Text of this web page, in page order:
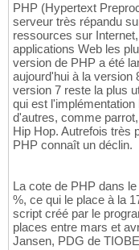
PHP (Hypertext
serveur très répandu
ressources sur
applications Web les
version de PHP a été
aujourd'hui à la version
version 7 reste la plus
qui est
d'autres, comme
Hip Hop. Autrefois très
PHP connaît un déclin.
La cote de PHP dans
%, ce qui le place à la
script créé par le
places entre mars et
Jansen, PDG de